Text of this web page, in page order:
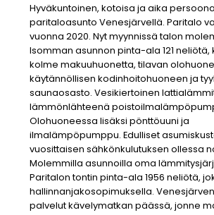
Hyväkuntoinen, kotoisa ja aika
paritaloasunto Venesjärvellä. Paritalo
vuonna 2020. Nyt myynnissä talon
Isomman asunnon pinta-ala 121 neliötä,
kolme makuuhuonetta, tilavan
käytännöllisen kodinhoitohuoneen ja
saunaosasto. Vesikiertoinen
lämmönlähteenä
Olohuoneessa lisäksi pönttöuuni ja
ilmalämpöpumppu. Edulliset
vuosittaisen sähkönkulutuksen ollessa
Molemmilla asunnoilla oma
Paritalon tontin pinta-ala 1956 neliötä,
hallinnanjakosopimuksella.
palvelut kävelymatkan päässä, jonne